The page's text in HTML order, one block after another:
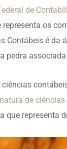
de
representa os
Contábeis é da
pedra
de
que representa